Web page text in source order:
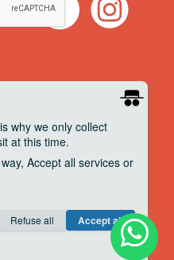
why we only collect
at this time.
Accept all services or
learn more
Refuse all Accept all
Invisible Save